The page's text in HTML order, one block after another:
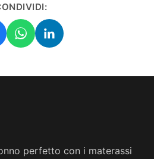
perfetto con i materassi